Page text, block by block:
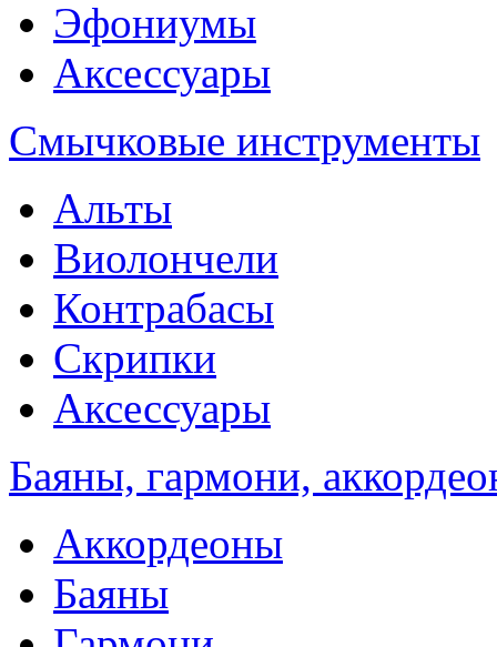
Эфониумы
Аксессуары
Смычковые инструменты
Альты
Виолончели
Контрабасы
Скрипки
Аксессуары
Баяны, гармони,
Аккордеоны
Баяны